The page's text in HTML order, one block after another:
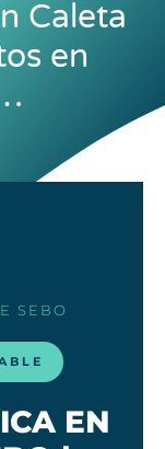
Caleta
en
SEBO
EN